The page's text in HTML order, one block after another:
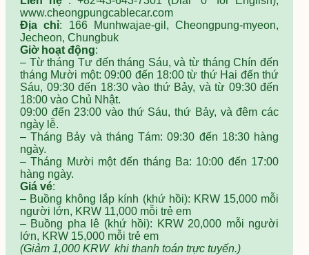
www.cheongpungcablecar.com
Địa chỉ: 166 Munhwajae-gil, Cheongpung-myeon,
Jecheon, Chungbuk
Giờ hoạt động:
– Từ tháng Tư đến tháng Sáu, và từ tháng Chín đến
tháng Mười một: 09:00 đến 18:00 từ thứ Hai đến thứ
Sáu, 09:30 đến 18:30 vào thứ Bảy, và từ 09:30 đến
18:00 vào Chủ Nhật.
09:00 đến 23:00 vào thứ Sáu, thứ Bảy, và đêm các
ngày lễ.
– Tháng Bảy và tháng Tám: 09:30 đến 18:30 hàng
ngày.
– Tháng Mười một đến tháng Ba: 10:00 đến 17:00
hàng ngày.
Giá vé:
– Buồng không lắp kính (khứ hồi): KRW 15,000 mỗi
người lớn, KRW 11,000 mỗi trẻ em
– Buồng pha lê (khứ hồi): KRW 20,000 mỗi người
lớn, KRW 15,000 mỗi trẻ em
(Giảm 1,000 KRW khi thanh toán trực tuyến.)